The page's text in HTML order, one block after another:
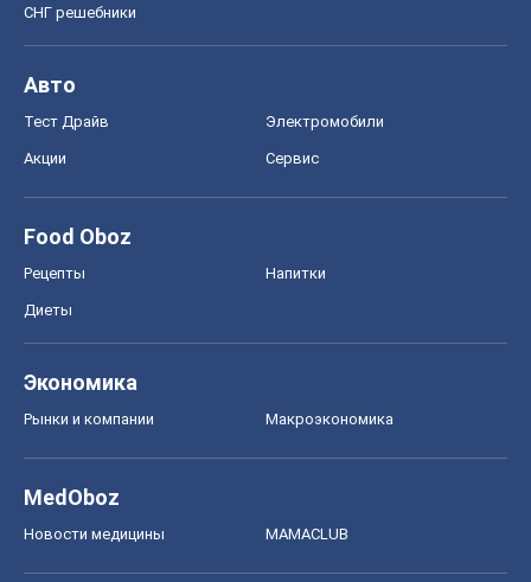
СНГ решебники
Авто
Тест Драйв Электромобили
Акции Сервис
Food Oboz
Рецепты Напитки
Диеты
Экономика
Рынки и компании Mакроэкономика
MedOboz
Новости медицины MAMACLUB